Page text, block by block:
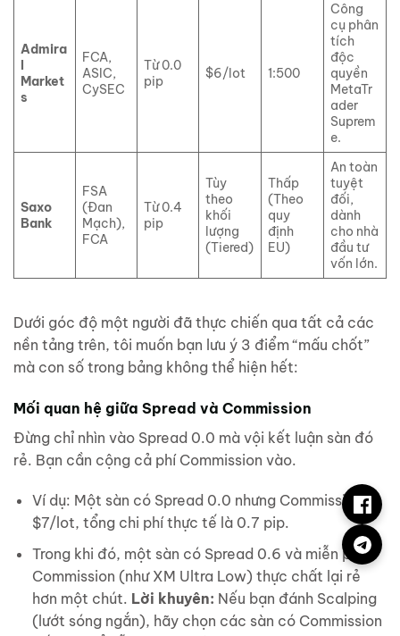
Admira
l
Market
s
FCA,
ASIC,
CySEC
Từ 0.0
pip
$6/lot 1:500
Công
cụ phân
tích
độc
quyền
MetaTr
ader
Suprem
e.
Saxo
Bank
FSA
(Đan
Mạch),
FCA
Từ 0.4
pip
Tùy
theo
khối
lượng
(Tiered)
Thấp
(Theo
quy
định
EU)
An toàn
tuyệt
đối,
dành
cho nhà
đầu tư
vốn lớn.
Dưới góc độ một người đã thực chiến qua tất cả các
nền tảng trên, tôi muốn bạn lưu ý 3 điểm “mấu chốt”
mà con số trong bảng không thể hiện hết:
Mối quan hệ giữa Spread và Commission
Đừng chỉ nhìn vào Spread 0.0 mà vội kết luận sàn đó
rẻ. Bạn cần cộng cả phí Commission vào.
Ví dụ: Một sàn có Spread 0.0 nhưng Commission là
$7/lot, tổng chi phí thực tế là 0.7 pip.
Trong khi đó, một sàn có Spread 0.6 và miễn phí
Commission (như XM Ultra Low) thực chất lại rẻ
hơn một chút. Lời khuyên: Nếu bạn đánh Scalping
(lướt sóng ngắn), hãy chọn các sàn có Commission